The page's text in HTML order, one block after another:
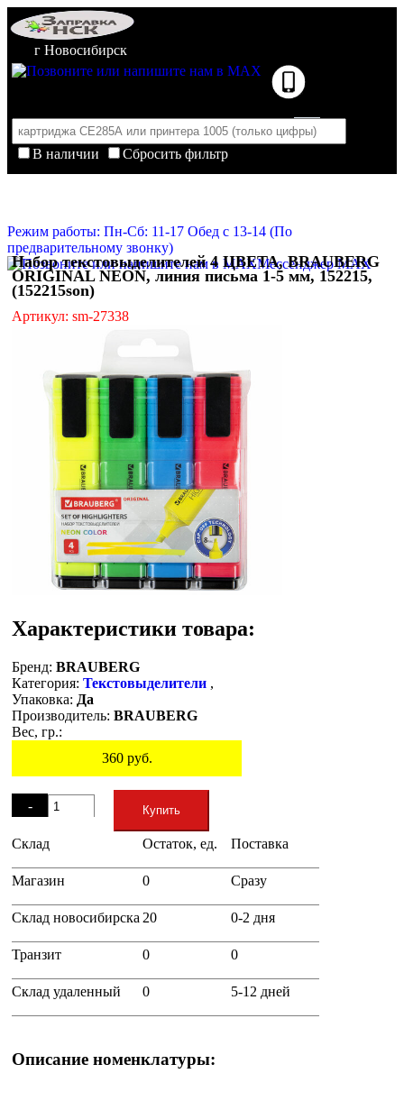
г Новосибирск
В наличии
Сбросить фильтр
Корзина пуста
Режим работы: Пн-Сб: 11-17 Обед с 13-14 (По
предварительному звонку)
Мессенджер MAX
Набор текстовыделителей 4 ЦВЕТА, BRAUBERG
ORIGINAL NEON, линия письма 1-5 мм, 152215,
(152215son)
Артикул: sm-27338
Характеристики товара:
Бренд: BRAUBERG
Категория: Текстовыделители ,
Упаковка: Да
Производитель: BRAUBERG
Вес, гр.:
360руб.
-
+
Купить
Склад Остаток, ед. Поставка
Магазин 0 Сразу
Склад новосибирска 20 0-2 дня
Транзит 0 0
Склад удаленный 0 5-12 дней
Описание номенклатуры: